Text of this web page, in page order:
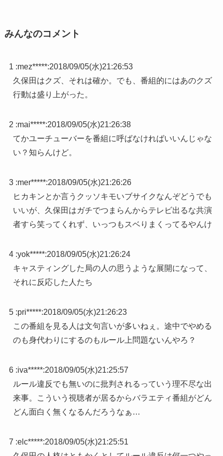
みんなのコメント
1 :mez*****:2018/09/05(水)21:26:53
久保田はクズ、それは確か。でも、番組的にはあのクズ
行動は盛り上がった。
2 :mai*****:2018/09/05(水)21:26:38
てかユーチューバーを番組に呼ばなければいいんじゃな
い？知らんけど。
3 :mer*****:2018/09/05(水)21:26:26
ヒカキンとか言うクッソキモいブサイクなんぞどうでも
いいが、久保田はガチでつまらんからテレビ出るな共演
者すら笑ってくれず、いっつもスベりまくってるやんけ
4 :yok*****:2018/09/05(水)21:26:24
キャスティングした局の人の思うような展開になって、
それに反応した人たち
5 :pri*****:2018/09/05(水)21:26:23
この番組を見る人は文句言いが多いねぇ。途中でやめる
のも身代わりにするのもルール上問題ないんやろ？
6 :iva*****:2018/09/05(水)21:25:57
ルール違反でも無いのに批判されるっていう理不尽な出
来事。こういう視聴者が居るからバラエティ番組がどん
どん面白く無くなるんだろうなぁ…
7 :elc*****:2018/09/05(水)21:25:51